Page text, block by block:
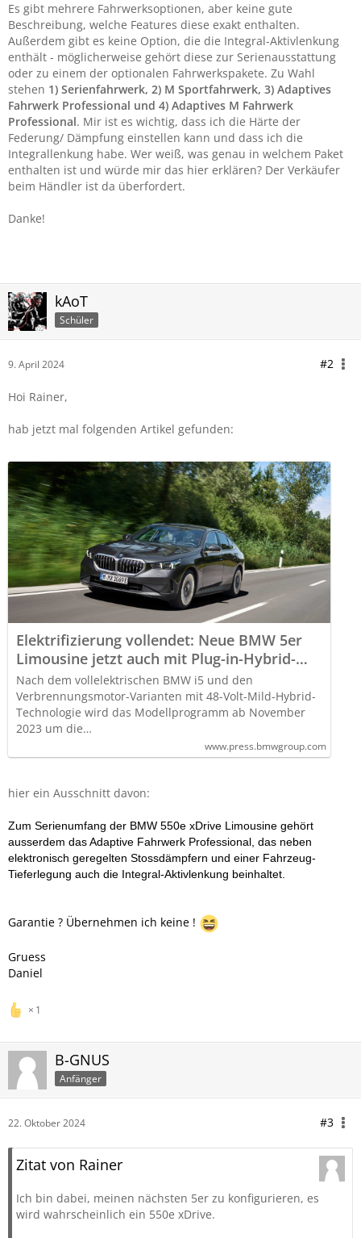
Es gibt mehrere Fahrwerksoptionen, aber keine gute
Beschreibung, welche Features diese exakt enthalten.
Außerdem gibt es keine Option, die die Integral-Aktivlenkung
enthält - möglicherweise gehört diese zur Serienausstattung
oder zu einem der optionalen Fahrwerkspakete. Zu Wahl
stehen 1) Serienfahrwerk, 2) M Sportfahrwerk, 3) Adaptives
Fahrwerk Professional und 4) Adaptives M Fahrwerk
Professional. Mir ist es wichtig, dass ich die Härte der
Federung/ Dämpfung einstellen kann und dass ich die
Integrallenkung habe. Wer weiß, was genau in welchem Paket
enthalten ist und würde mir das hier erklären? Der Verkäufer
beim Händler ist da überfordert.
Danke!
kAoT
Schüler
9. April 2024 #2
Hoi Rainer,
hab jetzt mal folgenden Artikel gefunden:
Elektrifizierung vollendet: Neue BMW 5er
Limousine jetzt auch mit Plug-in-Hybrid-
Antrieb erhältlich.
Nach dem vollelektrischen BMW i5 und den
Verbrennungsmotor-Varianten mit 48-Volt-Mild-Hybrid-
Technologie wird das Modellprogramm ab November
2023 um die…
www.press.bmwgroup.com
hier ein Ausschnitt davon:
Zum Serienumfang der BMW 550e xDrive Limousine gehört
ausserdem das Adaptive Fahrwerk Professional, das neben
elektronisch geregelten Stossdämpfern und einer Fahrzeug-
Tieferlegung auch die Integral-Aktivlenkung beinhaltet.
Garantie ? Übernehmen ich keine !
Gruess
Daniel
1
B-GNUS
Anfänger
22. Oktober 2024 #3
Zitat von Rainer
Ich bin dabei, meinen nächsten 5er zu konfigurieren, es
wird wahrscheinlich ein 550e xDrive.